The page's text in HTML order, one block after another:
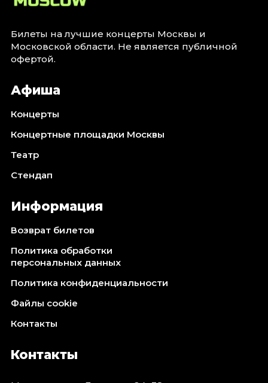
Билеты на лучшие концерты Москвы и
Московской области. Не является публичной
офертой.
Афиша
Концерты
Концертные площадки Москвы
Театр
Стендап
Информация
Возврат билетов
Политика обработки
персональных данных
Политика конфиденциальности
Файлы cookie
Контакты
Контакты